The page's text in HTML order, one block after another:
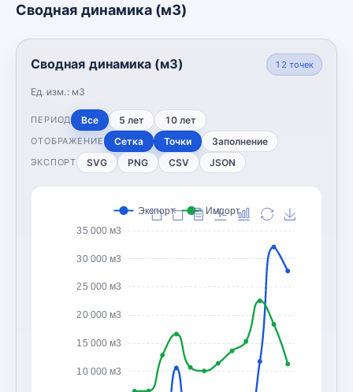
Сводная динамика (м3)
Сводная динамика (м3)
Ед. изм.: м3
12 точек
ПЕРИОД Все 5 лет 10 лет
ОТОБРАЖЕНИЕ Сетка Точки Заполнение
ЭКСПОРТ SVG PNG CSV JSON
10 000 м3
15 000 м3
20 000 м3
25 000 м3
30 000 м3
35 000 м3
Экспорт Импорт